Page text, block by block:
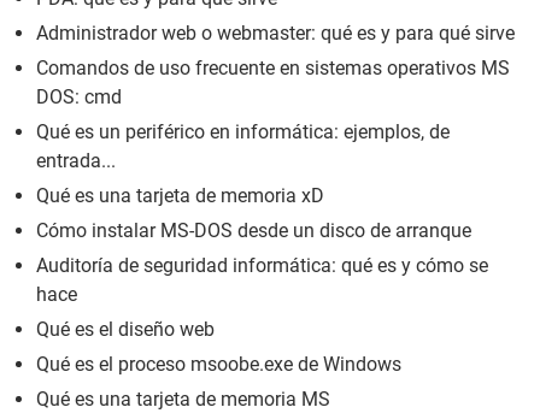
Administrador web o webmaster: qué es y para qué sirve
Comandos de uso frecuente en sistemas operativos MS
DOS: cmd
Qué es un periférico en informática: ejemplos, de
entrada...
Qué es una tarjeta de memoria xD
Cómo instalar MS-DOS desde un disco de arranque
Auditoría de seguridad informática: qué es y cómo se
hace
Qué es el diseño web
Qué es el proceso msoobe.exe de Windows
Qué es una tarjeta de memoria MS